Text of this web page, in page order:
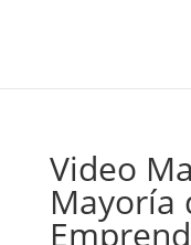
Video
Mayoría